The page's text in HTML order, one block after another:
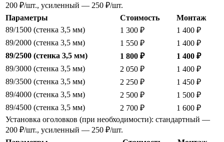
200 ₽/шт., усиленный — 250 ₽/шт.
Параметры
Стоимость
Монтаж
89/1500 (стенка 3,5 мм)
1 300 ₽
1 400 ₽
89/2000 (стенка 3,5 мм)
1 550 ₽
1 400 ₽
89/2500 (стенка 3,5 мм)
1 800 ₽
1 400 ₽
89/3000 (стенка 3,5 мм)
2 050 ₽
1 400 ₽
89/3500 (стенка 3,5 мм)
2 250 ₽
1 450 ₽
89/4000 (стенка 3,5 мм)
2 500 ₽
1 500 ₽
89/4500 (стенка 3,5 мм)
2 700 ₽
1 600 ₽
Установка оголовков (при необходимости): стандартный —
200 ₽/шт., усиленный — 250 ₽/шт.